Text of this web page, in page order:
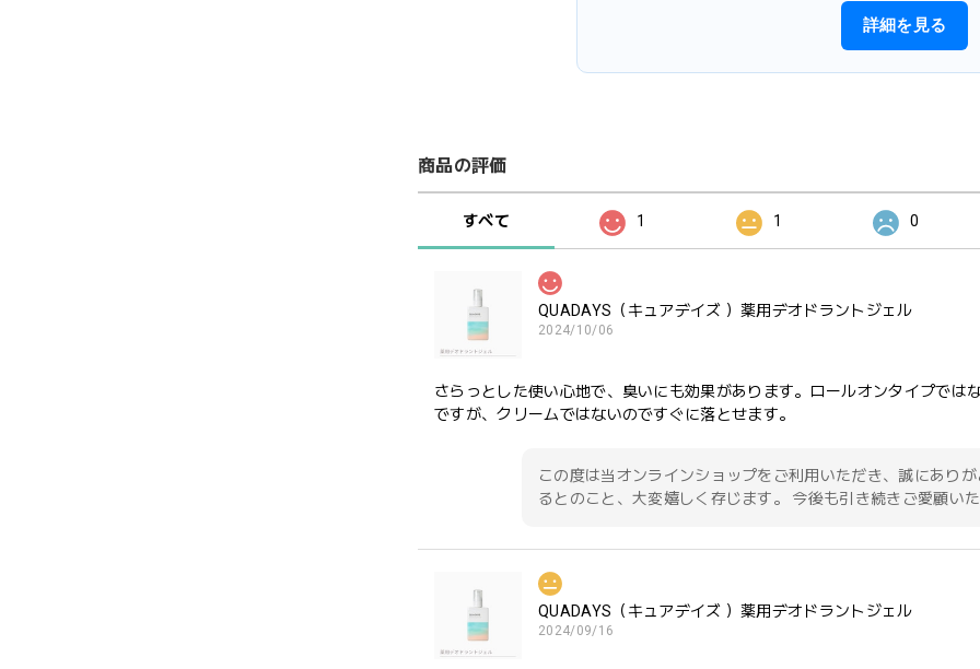
詳細を見る
商品の評価
すべて 1 1 0
QUADAYS（キュアデイズ ）薬用デオドラントジェル
2024/10/06
さらっとした使い心地で、臭いにも効果があります。ロールオンタイプでは
ですが、クリームではないのですぐに落とせます。
この度は当オンラインショップをご利用いただき、誠にあり
るとのこと、大変嬉しく存じます。 今後も引き続きご愛顧い
QUADAYS（キュアデイズ ）薬用デオドラントジェル
2024/09/16